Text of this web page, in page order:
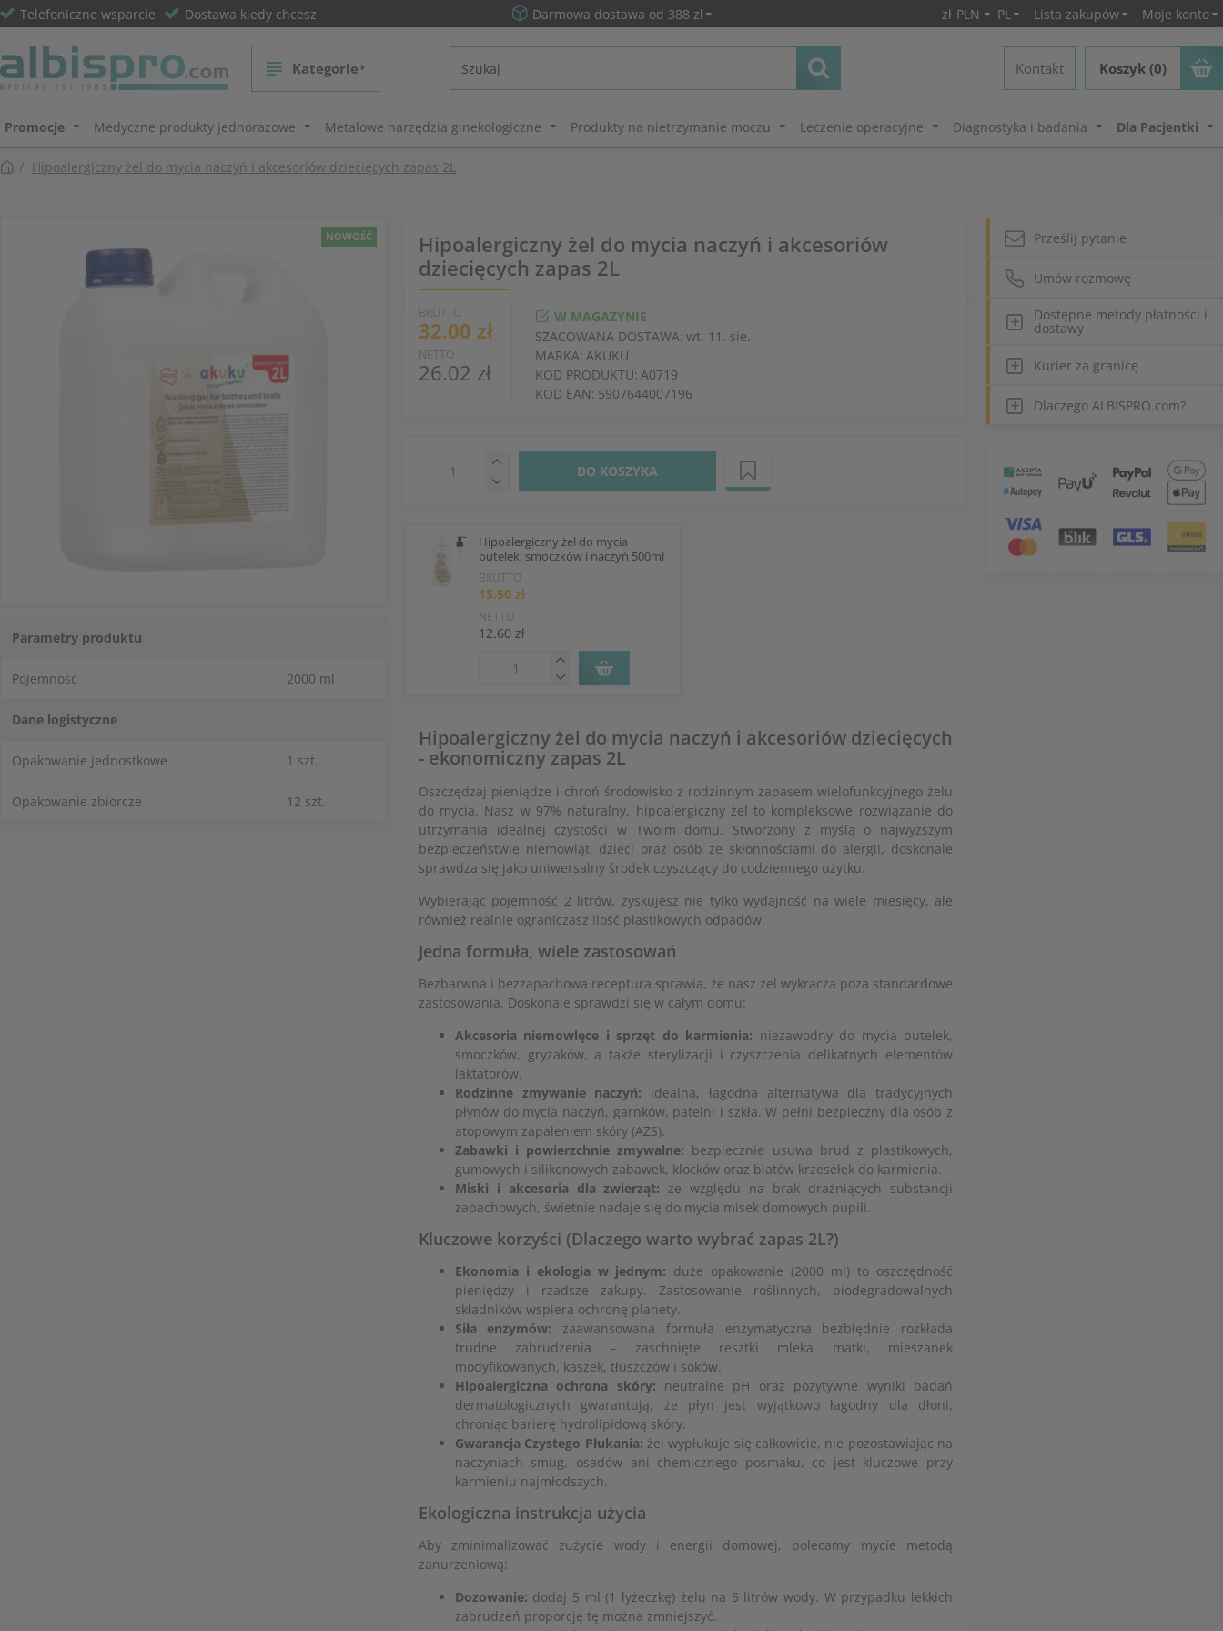
Telefoniczne wsparcie Dostawa kiedy chcesz Darmowa dostawa od 388 zł zł PLN PL Lista zakupów Moje konto
Kategorie Kontakt Koszyk (0)
Promocje Medyczne produkty jednorazowe Metalowe narzędzia ginekologiczne Produkty na nietrzymanie moczu Leczenie operacyjne Diagnostyka i badania Dla Pacjentki
Hipoalergiczny żel do mycia naczyń i akcesoriów dziecięcych zapas 2L
NOWOŚĆ
Parametry produktu
Pojemność 2000 ml
Dane logistyczne
Opakowanie jednostkowe 1 szt.
Opakowanie zbiorcze 12 szt.
Hipoalergiczny żel do mycia naczyń i akcesoriów
dziecięcych zapas 2L
BRUTTO
32.00 zł
NETTO
26.02 zł
W MAGAZYNIE
SZACOWANA DOSTAWA: wt. 11. sie.
MARKA: AKUKU
KOD PRODUKTU: A0719
KOD EAN: 5907644007196
DO KOSZYKA
Hipoalergiczny żel do mycia
butelek, smoczków i naczyń 500ml
BRUTTO
15.50 zł
NETTO
12.60 zł
Hipoalergiczny żel do mycia naczyń i akcesoriów dziecięcych
- ekonomiczny zapas 2L
Oszczędzaj pieniądze i chroń środowisko z rodzinnym zapasem wielofunkcyjnego żelu
do mycia. Nasz w 97% naturalny, hipoalergiczny żel to kompleksowe rozwiązanie do
utrzymania idealnej czystości w Twoim domu. Stworzony z myślą o najwyższym
bezpieczeństwie niemowląt, dzieci oraz osób ze skłonnościami do alergii, doskonale
sprawdza się jako uniwersalny środek czyszczący do codziennego użytku.
Wybierając pojemność 2 litrów, zyskujesz nie tylko wydajność na wiele miesięcy, ale
również realnie ograniczasz ilość plastikowych odpadów.
Jedna formuła, wiele zastosowań
Bezbarwna i bezzapachowa receptura sprawia, że nasz żel wykracza poza standardowe
zastosowania. Doskonale sprawdzi się w całym domu:
Akcesoria niemowlęce i sprzęt do karmienia: niezawodny do mycia butelek,
smoczków, gryzaków, a także sterylizacji i czyszczenia delikatnych elementów
laktatorów.
Rodzinne zmywanie naczyń: idealna, łagodna alternatywa dla tradycyjnych
płynów do mycia naczyń, garnków, patelni i szkła. W pełni bezpieczny dla osób z
atopowym zapaleniem skóry (AZS).
Zabawki i powierzchnie zmywalne: bezpiecznie usuwa brud z plastikowych,
gumowych i silikonowych zabawek, klocków oraz blatów krzesełek do karmienia.
Miski i akcesoria dla zwierząt: ze względu na brak drażniących substancji
zapachowych, świetnie nadaje się do mycia misek domowych pupili.
Kluczowe korzyści (Dlaczego warto wybrać zapas 2L?)
Ekonomia i ekologia w jednym: duże opakowanie (2000 ml) to oszczędność
pieniędzy i rzadsze zakupy. Zastosowanie roślinnych, biodegradowalnych
składników wspiera ochronę planety.
Siła enzymów: zaawansowana formuła enzymatyczna bezbłędnie rozkłada
trudne zabrudzenia – zaschnięte resztki mleka matki, mieszanek
modyfikowanych, kaszek, tłuszczów i soków.
Hipoalergiczna ochrona skóry: neutralne pH oraz pozytywne wyniki badań
dermatologicznych gwarantują, że płyn jest wyjątkowo łagodny dla dłoni,
chroniąc barierę hydrolipidową skóry.
Gwarancja Czystego Płukania: żel wypłukuje się całkowicie, nie pozostawiając na
naczyniach smug, osadów ani chemicznego posmaku, co jest kluczowe przy
karmieniu najmłodszych.
Ekologiczna instrukcja użycia
Aby zminimalizować zużycie wody i energii domowej, polecamy mycie metodą
zanurzeniową:
Dozowanie: dodaj 5 ml (1 łyżeczkę) żelu na 5 litrów wody. W przypadku lekkich
zabrudzeń proporcję tę można zmniejszyć.
Prześlij pytanie
Umów rozmowę
Dostępne metody płatności i
dostawy
Kurier za granicę
Dlaczego ALBISPRO.com?